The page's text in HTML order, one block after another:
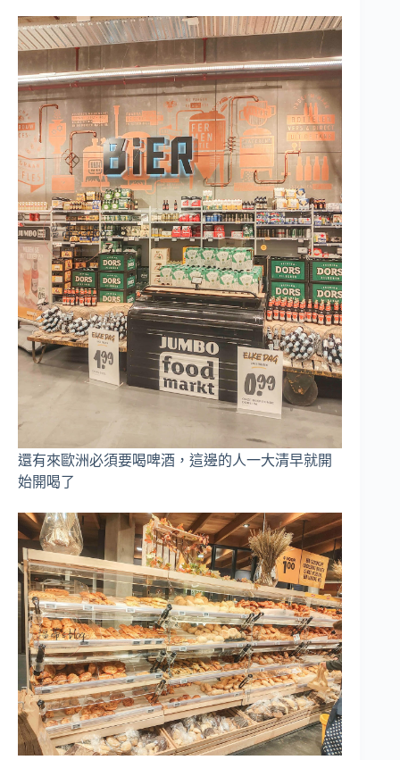
還有來歐洲必須要喝啤酒，這邊的人一大清早就開
始開喝了